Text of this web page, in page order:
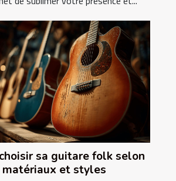
sa guitare folk selon
et styles